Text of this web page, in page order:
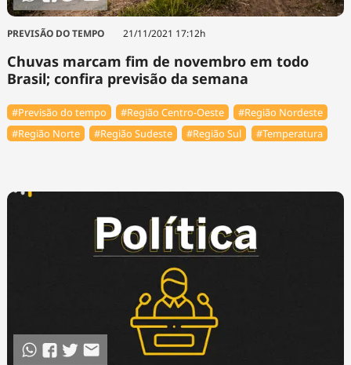
PREVISÃO DO TEMPO 21/11/2021 17:12h
Chuvas marcam fim de novembro em todo
Brasil; confira previsão da semana
#Previsão do tempo #Região Centro-Oeste
#Região Nordeste
#Região Norte
#Região Sudeste #Região Sul #Temperatura